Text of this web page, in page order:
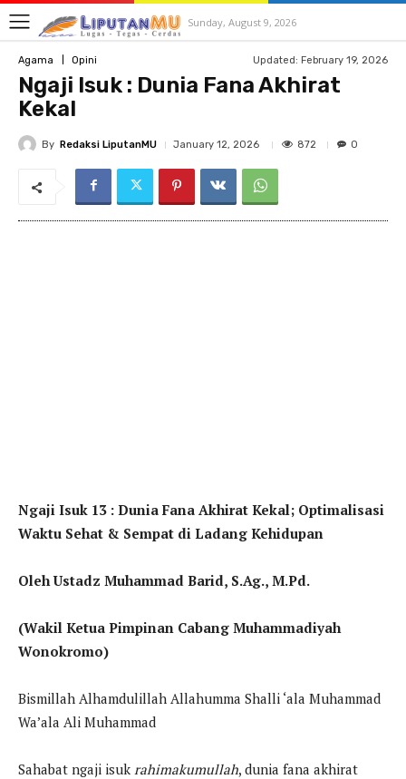
Sunday, August 9, 2026
Agama Opini Updated: February 19, 2026
Ngaji Isuk : Dunia Fana Akhirat
Kekal
By Redaksi LiputanMU January 12, 2026 872 0
Ngaji Isuk 13 : Dunia Fana Akhirat Kekal; Optimalisasi
Waktu Sehat & Sempat di Ladang Kehidupan
Oleh Ustadz Muhammad Barid, S.Ag., M.Pd.
(Wakil Ketua Pimpinan Cabang Muhammadiyah
Wonokromo)
Bismillah Alhamdulillah Allahumma Shalli ‘ala Muhammad
Wa’ala Ali Muhammad
Sahabat ngaji isuk rahimakumullah, dunia fana akhirat